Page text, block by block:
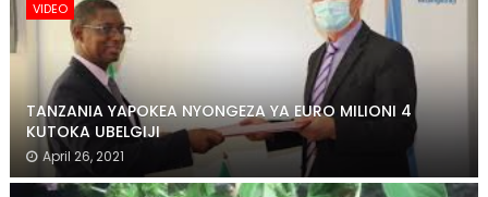
VIDEO
TANZANIA YAPOKEA NYONGEZA YA EURO MILIONI 4
KUTOKA UBELGIJI
April 26, 2021